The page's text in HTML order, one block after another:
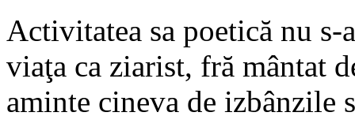
Activitatea sa poetică nu
viaţa ca ziarist, fră mântat
aminte cineva de izbânzile